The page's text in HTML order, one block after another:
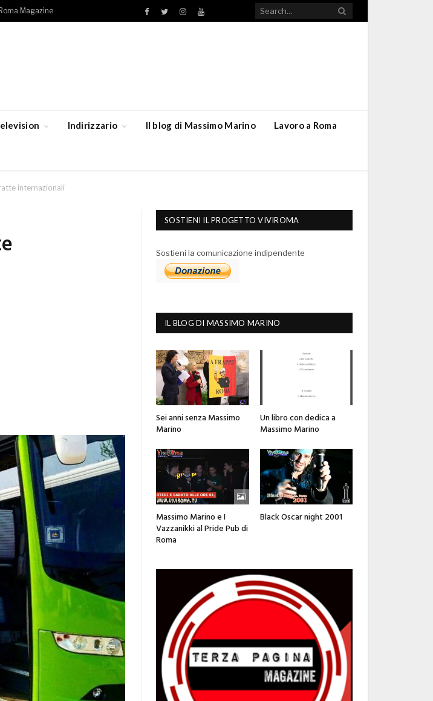
Magazine Facebook
TwitterInstagramYouTube
Indirizzario Il blog di Massimo Marino Lavoro a Roma
internazionali
SOSTIENI IL PROGETTO VIVIROMA
Sostieni la comunicazione indipendente
IL BLOG DI MASSIMO MARINO
Sei anni senza Massimo
Marino
Un libro con dedica a
Massimo Marino
Massimo Marino e I
Vazzanikki al Pride Pub di
Roma
Black Oscar night 2001